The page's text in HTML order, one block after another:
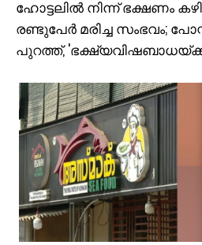
ഹോട്ടലിൽ നിന്ന് ഭക്ഷണം
രണ്ടുപേർ മരിച്ച സംഭവം;
പുറത്ത്,